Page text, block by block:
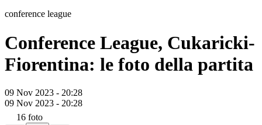
conference league
Conference League, Cukaricki-
Fiorentina: le foto della partita
09 Nov 2023 - 20:28
09 Nov 2023 - 20:28
16 foto